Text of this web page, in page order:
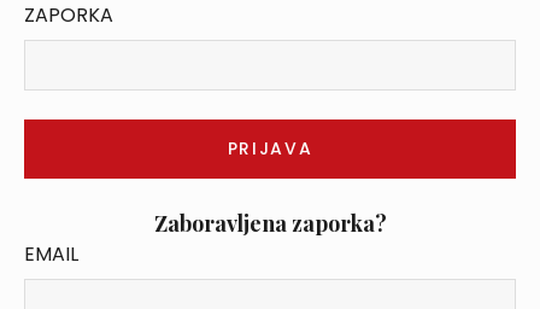
ZAPORKA
Zaboravljena zaporka?
EMAIL